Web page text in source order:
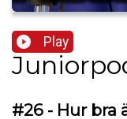
Play
#26 - Hur bra